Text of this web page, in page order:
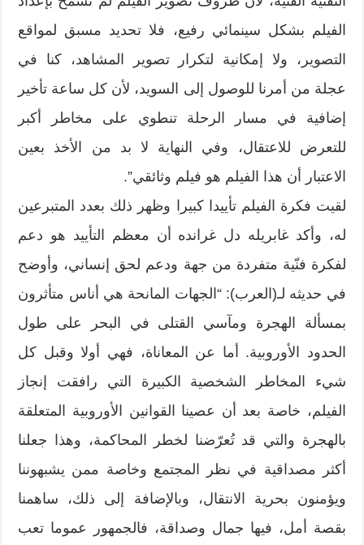
الفيلم بشكل سينمائي رفيع، فلا تحديد مسبق لمواقع
التصوير، ولا إمكانية لتكرار تصوير المشاهد، كنا في
عجلة من أمرنا للوصول إلى السويد، لأن كل ساعة تأخير
إضافية في مسار الرحلة تنطوي على مخاطر أكبر
للتعرض للاعتقال، وفي النهاية لا بد من الأخذ بعين
الاعتبار أن هذا الفيلم هو فيلم وثائقي”.
لقيت فكرة الفيلم تأييدا كبيرا وظهر ذلك بعدد المتبرعين
له، وأكد غابريله دل غرانده أن معظم التأييد هو دعم
لفكرة فنّية متفردة من جهة ودعم لحق إنساني، وأوضح
في حديثه لـ(العرب): “الجهات المانحة هي أناس متأثرون
بمسألة الهجرة ومآسي القتلى في البحر على طول
الحدود الأوروبية. أما عن المعاناة، فهي أولا وقبل كل
شيء المخاطر الشخصية الكبيرة التي رافقت إنجاز
الفيلم، خاصة بعد أن عصينا القوانين الأوروبية المتعلقة
بالهجرة والتي قد تُعرّضنا لخطر المحاكمة، وهذا جعلنا
أكثر مصداقية في نظر المجتمع وخاصة ممن يشبهوننا
ويؤمنون بحرية الانتقال، وبالإضافة إلى ذلك، ساهمنا
بقصة أمل، فيها جمال وصداقة، فالجمهور عموما تعب